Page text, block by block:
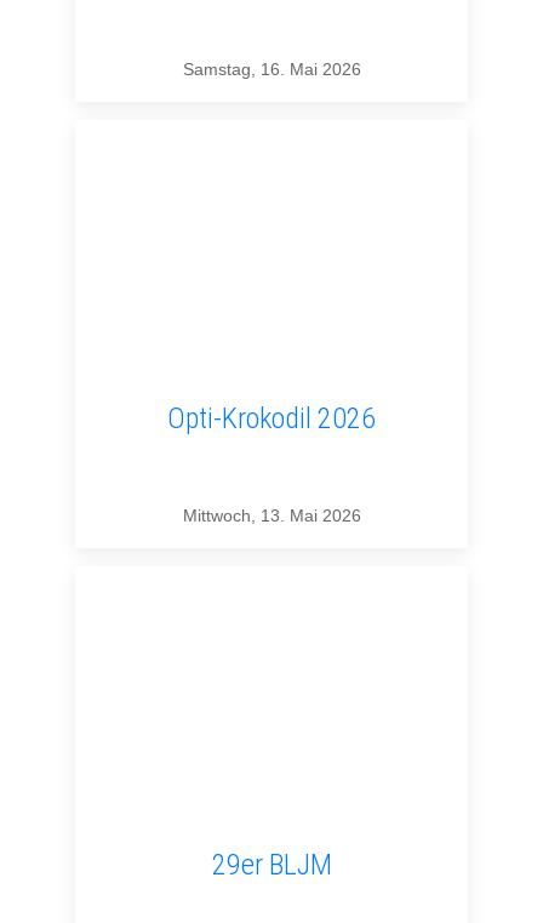
Samstag, 16. Mai 2026
Opti-Krokodil 2026
Mittwoch, 13. Mai 2026
29er BLJM